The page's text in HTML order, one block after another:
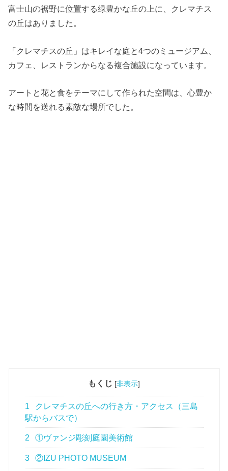
富士山の裾野に位置する緑豊かな丘の上に、クレマチス
の丘はありました。
「クレマチスの丘」はキレイな庭と4つのミュージアム、
カフェ、レストランからなる複合施設になっています。
アートと花と食をテーマにして作られた空間は、心豊か
な時間を送れる素敵な場所でした。
もくじ [非表示]
1
クレマチスの丘への行き方・アクセス（三島
駅からバスで）
2 ①ヴァンジ彫刻庭園美術館
3 ②IZU PHOTO MUSEUM